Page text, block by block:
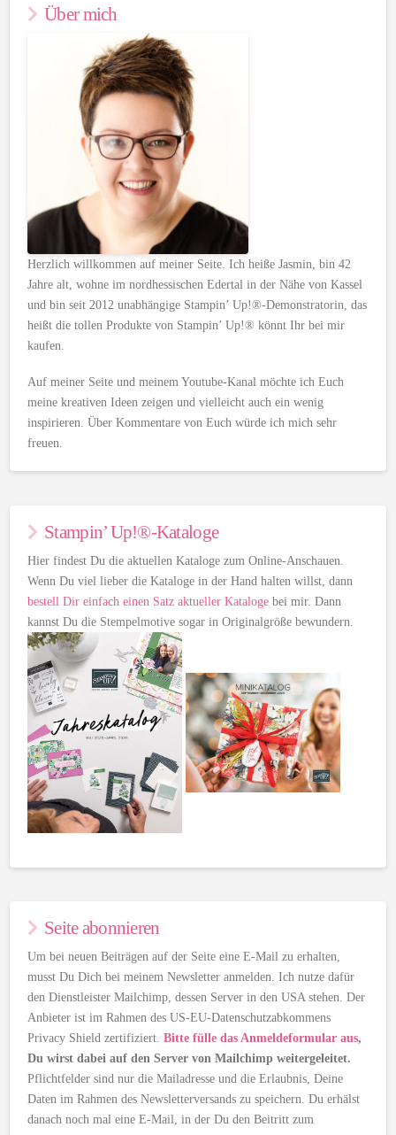
Über mich
Herzlich willkommen auf meiner Seite. Ich heiße Jasmin, bin 42
Jahre alt, wohne im nordhessischen Edertal in der Nähe von Kassel
und bin seit 2012 unabhängige Stampin’ Up!®-Demonstratorin, das
heißt die tollen Produkte von Stampin’ Up!® könnt Ihr bei mir
kaufen.
Auf meiner Seite und meinem Youtube-Kanal möchte ich Euch
meine kreativen Ideen zeigen und vielleicht auch ein wenig
inspirieren. Über Kommentare von Euch würde ich mich sehr
freuen.
Stampin’ Up!®-Kataloge
Hier findest Du die aktuellen Kataloge zum Online-Anschauen.
Wenn Du viel lieber die Kataloge in der Hand halten willst, dann
bestell Dir einfach einen Satz aktueller Kataloge bei mir. Dann
kannst Du die Stempelmotive sogar in Originalgröße bewundern.
Seite abonnieren
Um bei neuen Beiträgen auf der Seite eine E-Mail zu erhalten,
musst Du Dich bei meinem Newsletter anmelden. Ich nutze dafür
den Dienstleister Mailchimp, dessen Server in den USA stehen. Der
Anbieter ist im Rahmen des US-EU-Datenschutzabkommens
Privacy Shield zertifiziert.Bitte fülle das Anmeldeformular aus,
Du wirst dabei auf den Server von Mailchimp weitergeleitet.
Pflichtfelder sind nur die Mailadresse und die Erlaubnis, Deine
Daten im Rahmen des Newsletterversands zu speichern. Du erhälst
danach noch mal eine E-Mail, in der Du den Beitritt zum